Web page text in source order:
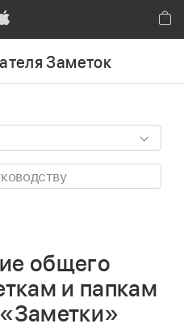
Apple
Заметок
общего
и папкам